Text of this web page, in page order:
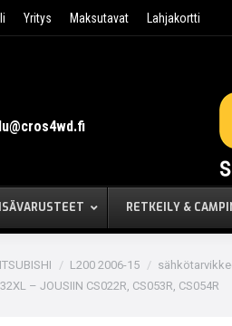
Yritys Maksutavat Lahjakortti
RETKEILY &
L200 2006-15
– JOUSIIN CS022R, CS053R, CS054R